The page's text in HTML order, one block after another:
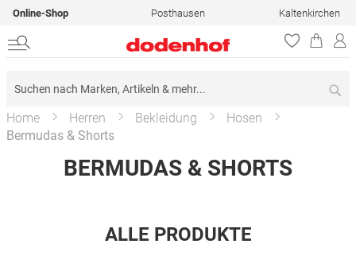
Online-Shop Posthausen Kaltenkirchen
Home Herren Bekleidung
Hosen
Bermudas & Shorts
BERMUDAS & SHORTS
ALLE PRODUKTE